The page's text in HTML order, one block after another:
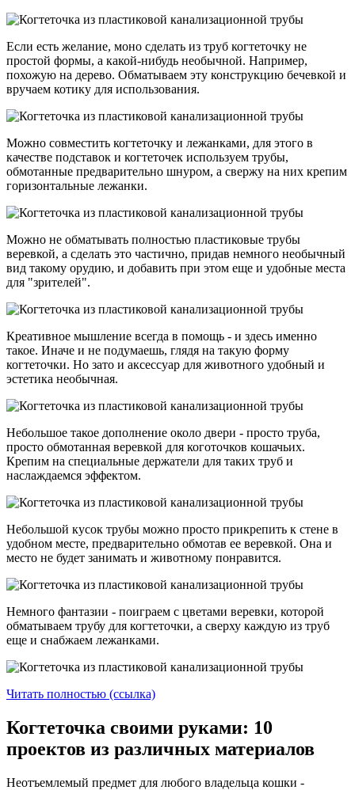
Если есть желание, моно сделать из труб когтеточку не
простой формы, а какой-нибудь необычной. Например,
похожую на дерево. Обматываем эту конструкцию бечевкой и
вручаем котику для использования.
Можно совместить когтеточку и лежанками, для этого в
качестве подставок и когтеточек используем трубы,
обмотанные предварительно шнуром, а свержу на них крепим
горизонтальные лежанки.
Можно не обматывать полностью пластиковые трубы
веревкой, а сделать это частично, придав немного необычный
вид такому орудию, и добавить при этом еще и удобные места
для "зрителей".
Креативное мышление всегда в помощь - и здесь именно
такое. Иначе и не подумаешь, глядя на такую форму
когтеточки. Но зато и аксессуар для животного удобный и
эстетика необычная.
Небольшое такое дополнение около двери - просто труба,
просто обмотанная веревкой для коготочков кошачьих.
Крепим на специальные держатели для таких труб и
наслаждаемся эффектом.
Небольшой кусок трубы можно просто прикрепить к стене в
удобном месте, предварительно обмотав ее веревкой. Она и
место не будет занимать и животному понравится.
Немного фантазии - поиграем с цветами веревки, которой
обматываем трубу для когтеточки, а сверху каждую из труб
еще и снабжаем лежанками.
Читать полностью (ссылка)
Когтеточка своими руками: 10
проектов из различных материалов
Неотъемлемый предмет для любого владельца кошки -